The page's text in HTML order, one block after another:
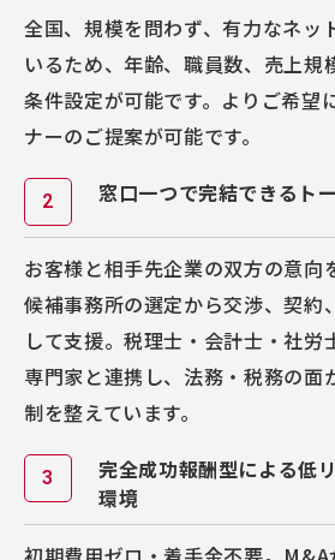
全国、規模を問わず、有力なネッ
いるため、年齢、職員数、売上規
条件設定が可能です。よりご希望
ナーのご提案が可能です。
窓口一つで完結できるト
お客様と相手先企業の双方の意向
候補事務所の選定から交渉、契約
して支援。税理士・会計士・社労
専門家と連携し、法務・税務の面
制を整えています。
完全成功報酬型による低
環境